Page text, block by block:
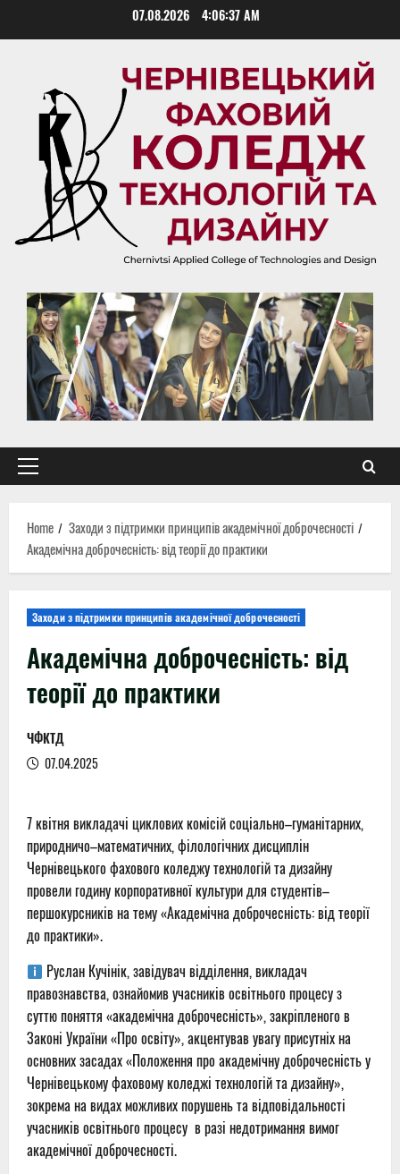
07.08.2026 4:06:38 AM
Primary
Home
Заходи з підтримки принципів академічної доброчесності
Академічна доброчесність: від теорії до практики
Заходи з підтримки принципів академічної доброчесності
Академічна доброчесність: від
теорії до практики
ЧФКТД
07.04.2025
7 квітня викладачі циклових комісій соціально–гуманітарних,
природничо–математичних, філологічних дисциплін
Чернівецького фахового коледжу технологій та дизайну
провели годину корпоративної культури для студентів–
першокурсників на тему «Академічна доброчесність: від теорії
до практики».
Руслан Кучінік, завідувач відділення, викладач
правознавства, ознайомив учасників освітнього процесу з
суттю поняття «академічна доброчесність», закріпленого в
Законі України «Про освіту», акцентував увагу присутніх на
основних засадах «Положення про академічну доброчесність у
Чернівецькому фаховому коледжі технологій та дизайну»,
зокрема на видах можливих порушень та відповідальності
учасників освітнього процесу в разі недотримання вимог
академічної доброчесності.